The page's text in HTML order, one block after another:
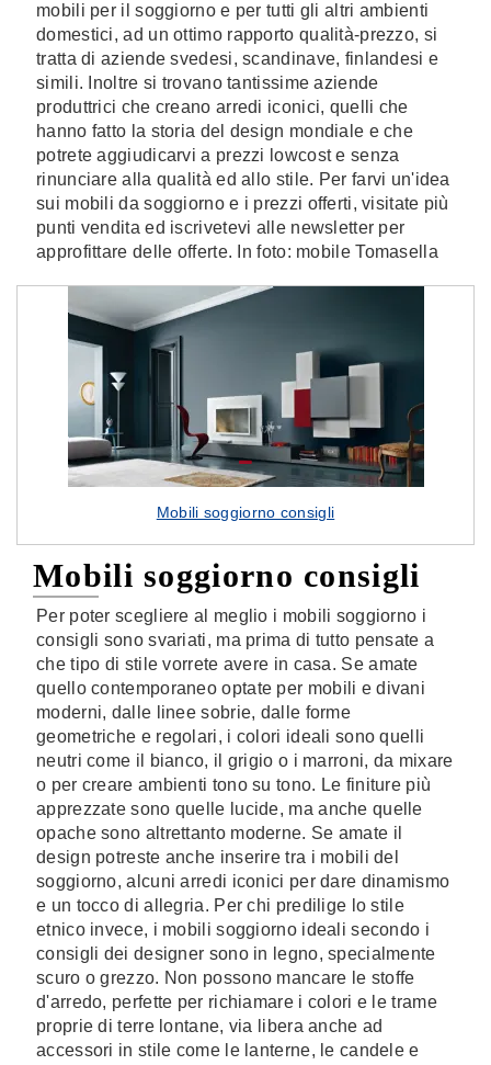
mobili per il soggiorno e per tutti gli altri ambienti
domestici, ad un ottimo rapporto qualità-prezzo, si
tratta di aziende svedesi, scandinave, finlandesi e
simili. Inoltre si trovano tantissime aziende
produttrici che creano arredi iconici, quelli che
hanno fatto la storia del design mondiale e che
potrete aggiudicarvi a prezzi lowcost e senza
rinunciare alla qualità ed allo stile. Per farvi un'idea
sui mobili da soggiorno e i prezzi offerti, visitate più
punti vendita ed iscrivetevi alle newsletter per
approfittare delle offerte. In foto: mobile Tomasella
Mobili soggiorno consigli
Mobili soggiorno consigli
Per poter scegliere al meglio i mobili soggiorno i
consigli sono svariati, ma prima di tutto pensate a
che tipo di stile vorrete avere in casa. Se amate
quello contemporaneo optate per mobili e divani
moderni, dalle linee sobrie, dalle forme
geometriche e regolari, i colori ideali sono quelli
neutri come il bianco, il grigio o i marroni, da mixare
o per creare ambienti tono su tono. Le finiture più
apprezzate sono quelle lucide, ma anche quelle
opache sono altrettanto moderne. Se amate il
design potreste anche inserire tra i mobili del
soggiorno, alcuni arredi iconici per dare dinamismo
e un tocco di allegria. Per chi predilige lo stile
etnico invece, i mobili soggiorno ideali secondo i
consigli dei designer sono in legno, specialmente
scuro o grezzo. Non possono mancare le stoffe
d'arredo, perfette per richiamare i colori e le trame
proprie di terre lontane, via libera anche ad
accessori in stile come le lanterne, le candele e